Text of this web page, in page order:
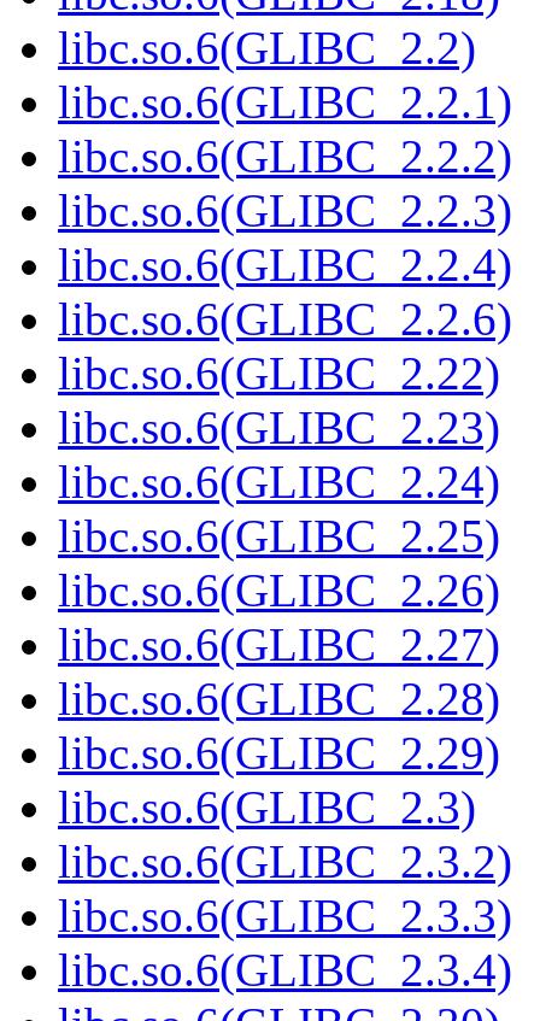
libc.so.6(GLIBC_2.2)
libc.so.6(GLIBC_2.2.1)
libc.so.6(GLIBC_2.2.2)
libc.so.6(GLIBC_2.2.3)
libc.so.6(GLIBC_2.2.4)
libc.so.6(GLIBC_2.2.6)
libc.so.6(GLIBC_2.22)
libc.so.6(GLIBC_2.23)
libc.so.6(GLIBC_2.24)
libc.so.6(GLIBC_2.25)
libc.so.6(GLIBC_2.26)
libc.so.6(GLIBC_2.27)
libc.so.6(GLIBC_2.28)
libc.so.6(GLIBC_2.29)
libc.so.6(GLIBC_2.3)
libc.so.6(GLIBC_2.3.2)
libc.so.6(GLIBC_2.3.3)
libc.so.6(GLIBC_2.3.4)